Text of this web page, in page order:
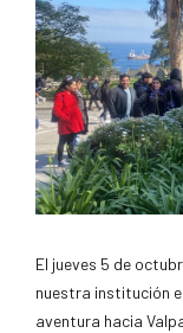
El jueves 5 de
nuestra institución
aventura hacia